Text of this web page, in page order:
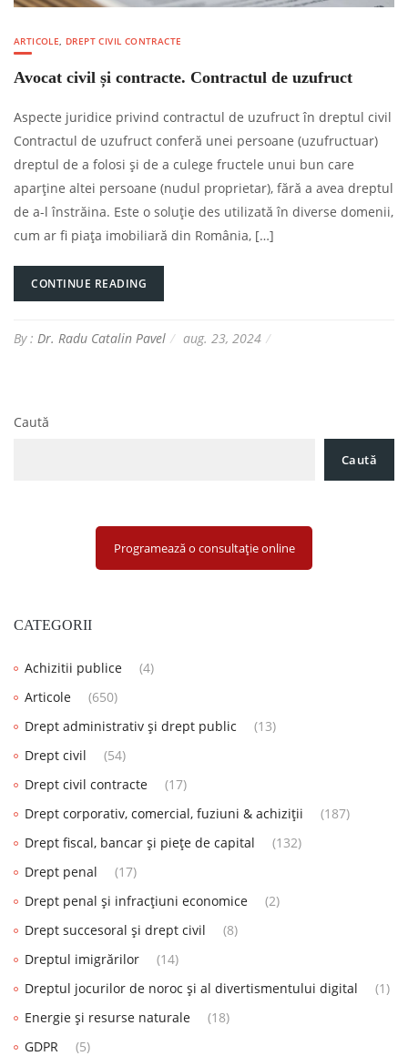
ARTICOLE, DREPT CIVIL CONTRACTE
Avocat civil și contracte. Contractul de uzufruct
Aspecte juridice privind contractul de uzufruct în dreptul civil
Contractul de uzufruct conferă unei persoane (uzufructuar)
dreptul de a folosi și de a culege fructele unui bun care
aparține altei persoane (nudul proprietar), fără a avea dreptul
de a-l înstrăina. Este o soluție des utilizată în diverse domenii,
cum ar fi piața imobiliară din România, […]
CONTINUE READING
By : Dr. Radu Catalin Pavel aug. 23, 2024
Caută
Caută
Programează o consultație online
CATEGORII
Achizitii publice
(4)
Articole
(650)
Drept administrativ și drept public
(13)
Drept civil
(54)
Drept civil contracte
(17)
Drept corporativ, comercial, fuziuni & achiziții
(187)
Drept fiscal, bancar și piețe de capital
(132)
Drept penal
(17)
Drept penal și infracțiuni economice
(2)
Drept succesoral și drept civil
(8)
Dreptul imigrărilor
(14)
Dreptul jocurilor de noroc și al divertismentului digital
(1)
Energie și resurse naturale
(18)
GDPR
(5)